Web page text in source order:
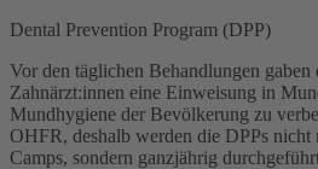
Dental Prevention Program (DPP)
Vor den täglichen Behandlungen gaben
Zahnärzt:innen eine Einweisung in
Mundhygiene der Bevölkerung zu
OHFR, deshalb werden die DPPs nicht
Camps, sondern ganzjährig